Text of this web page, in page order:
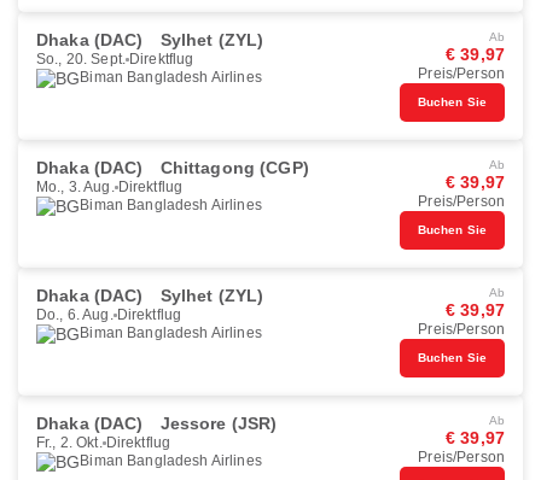
Dhaka (DAC) Sylhet (ZYL)
So., 20. Sept. Direktflug
Biman Bangladesh Airlines
Ab
€ 39,97
Preis/Person
Buchen Sie
Dhaka (DAC) Chittagong (CGP)
Mo., 3. Aug. Direktflug
Biman Bangladesh Airlines
Ab
€ 39,97
Preis/Person
Buchen Sie
Dhaka (DAC) Sylhet (ZYL)
Do., 6. Aug. Direktflug
Biman Bangladesh Airlines
Ab
€ 39,97
Preis/Person
Buchen Sie
Dhaka (DAC) Jessore (JSR)
Fr., 2. Okt. Direktflug
Biman Bangladesh Airlines
Ab
€ 39,97
Preis/Person